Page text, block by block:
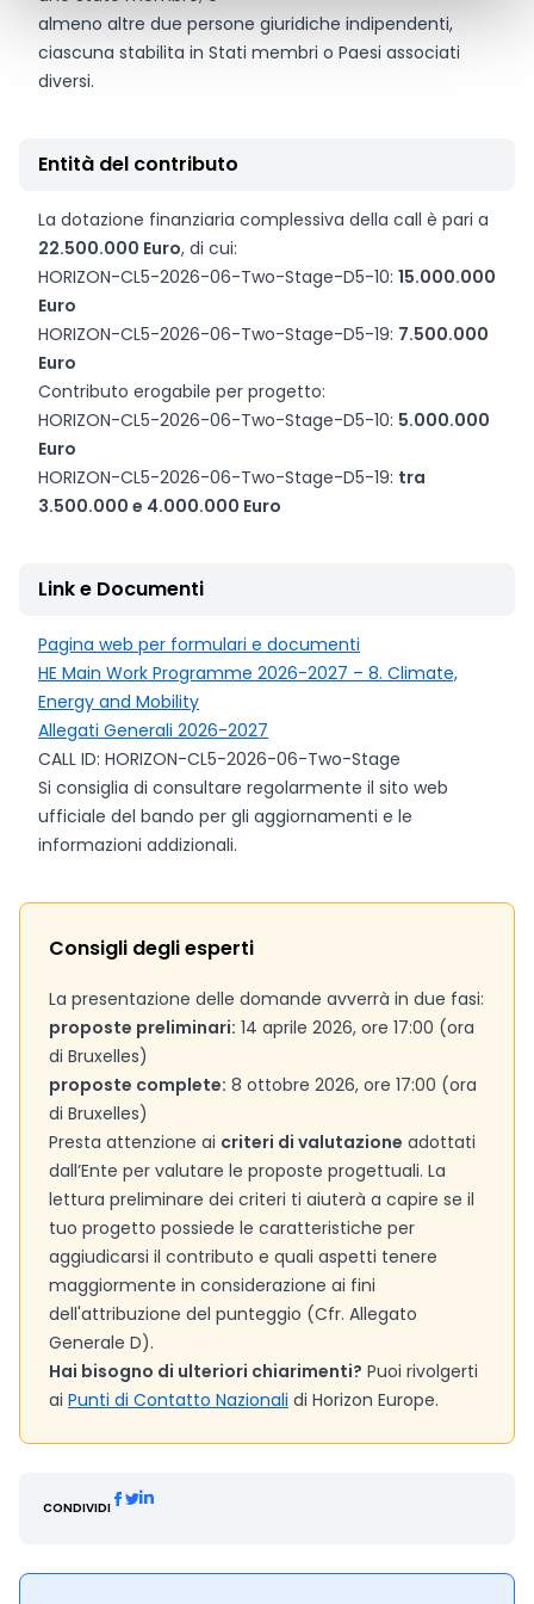
almeno altre due persone giuridiche indipendenti,
ciascuna stabilita in Stati membri o Paesi associati
diversi.
Entità del contributo
La dotazione finanziaria complessiva della call è pari a
22.500.000 Euro, di cui:
HORIZON-CL5-2026-06-Two-Stage-D5-10: 15.000.000
Euro
HORIZON-CL5-2026-06-Two-Stage-D5-19: 7.500.000
Euro
Contributo erogabile per progetto:
HORIZON-CL5-2026-06-Two-Stage-D5-10: 5.000.000
Euro
HORIZON-CL5-2026-06-Two-Stage-D5-19: tra
3.500.000 e 4.000.000 Euro
Link e Documenti
Pagina web per formulari e documenti
HE Main Work Programme 2026-2027 – 8. Climate,
Energy and Mobility
Allegati Generali 2026-2027
CALL ID: HORIZON-CL5-2026-06-Two-Stage
Si consiglia di consultare regolarmente il sito web
ufficiale del bando per gli aggiornamenti e le
informazioni addizionali.
Consigli degli esperti
La presentazione delle domande avverrà in due fasi:
proposte preliminari: 14 aprile 2026, ore 17:00 (ora
di Bruxelles)
proposte complete: 8 ottobre 2026, ore 17:00 (ora
di Bruxelles)
Presta attenzione ai criteri di valutazione adottati
dall’Ente per valutare le proposte progettuali. La
lettura preliminare dei criteri ti aiuterà a capire se il
tuo progetto possiede le caratteristiche per
aggiudicarsi il contributo e quali aspetti tenere
maggiormente in considerazione ai fini
dell'attribuzione del punteggio (Cfr. Allegato
Generale D).
Hai bisogno di ulteriori chiarimenti? Puoi rivolgerti
ai Punti di Contatto Nazionali di Horizon Europe.
CONDIVIDI